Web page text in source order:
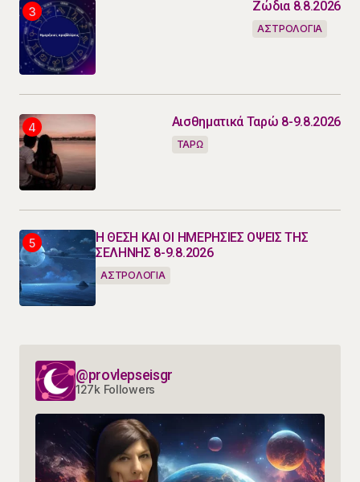
Ζώδια 8.8.2026
ΑΣΤΡΟΛΟΓΙΑ
Αισθηματικά Ταρώ 8-9.8.2026
ΤΑΡΩ
Η ΘΕΣΗ ΚΑΙ ΟΙ ΗΜΕΡΗΣΙΕΣ ΟΨΕΙΣ ΤΗΣ
ΣΕΛΗΝΗΣ 8-9.8.2026
ΑΣΤΡΟΛΟΓΙΑ
@provlepseisgr
127k Followers